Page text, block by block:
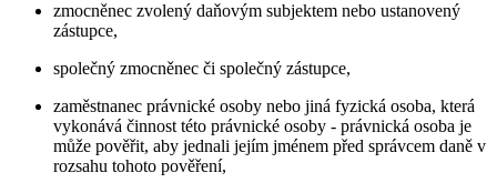
zmocněnec zvolený daňovým subjektem nebo ustanovený
zástupce,
společný zmocněnec či společný zástupce,
zaměstnanec právnické osoby nebo jiná fyzická osoba, která
vykonává činnost této právnické osoby - právnická osoba je
může pověřit, aby jednali jejím jménem před správcem daně v
rozsahu tohoto pověření,